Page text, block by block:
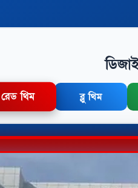
রেড থিম ব্লু থিম